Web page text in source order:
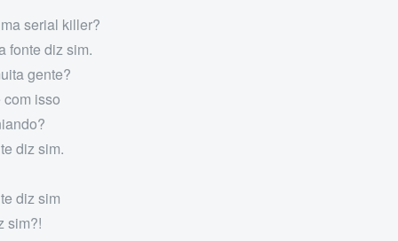
serial killer?
fonte diz sim.
gente?
isso
diz sim.
diz sim
sim?!